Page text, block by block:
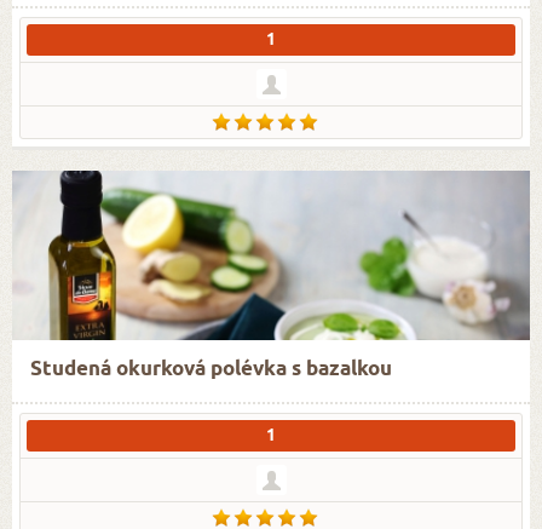
1
Studená okurková polévka s bazalkou
1